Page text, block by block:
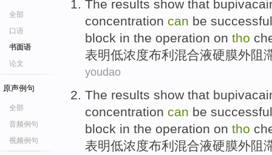
全部
口语
书面语
论文
原声例句
全部
音频例句
视频例句
The results show that
concentration can be
block in the operation on tho
表明低浓度布利混合液硬膜外阻
youdao
The results show that
concentration can be
block in the operation on tho
表明低浓度布利混合液硬膜外阻